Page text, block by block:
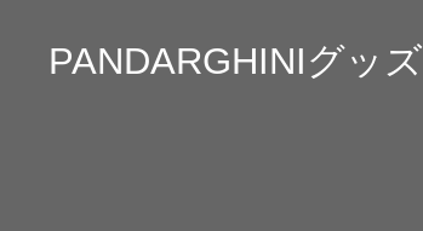
PANDARGHINIグッズ